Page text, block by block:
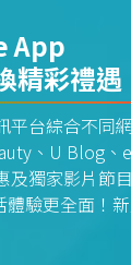
App
精彩禮遇
台綜合不同
、U Blog、
及獨家影片節
驗更全面！